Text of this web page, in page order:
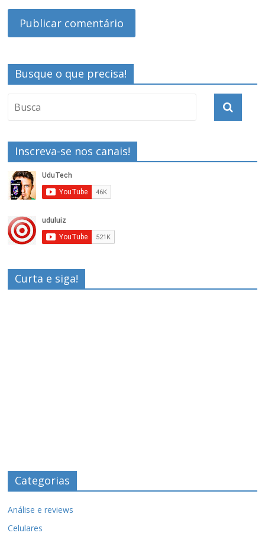
Busque o que precisa!
Inscreva-se nos canais!
Curta e siga!
Categorias
Análise e reviews
Celulares